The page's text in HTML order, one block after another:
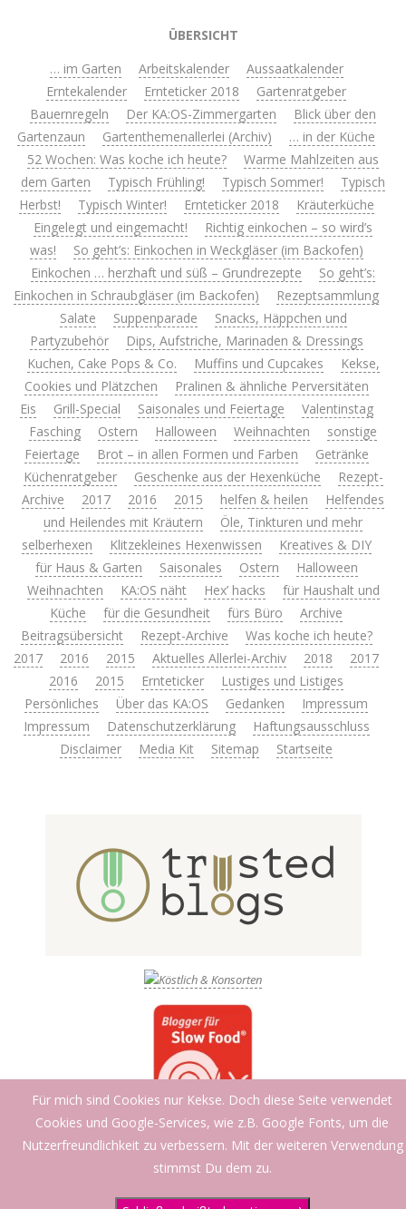
ÜBERSICHT
… im Garten
Arbeitskalender
Aussaatkalender
Erntekalender
Ernteticker 2018
Gartenratgeber
Bauernregeln
Der KA:OS-Zimmergarten
Blick über den
Gartenzaun
Gartenthemenallerlei (Archiv)
… in der Küche
52 Wochen: Was koche ich heute?
Warme Mahlzeiten aus
dem Garten
Typisch Frühling! Typisch Sommer!
Typisch
Herbst!
Typisch Winter! Ernteticker 2018
Kräuterküche
Eingelegt und eingemacht!
Richtig einkochen – so wird’s
was!
So geht’s: Einkochen in Weckgläser (im Backofen)
Einkochen … herzhaft und süß – Grundrezepte
So geht’s:
Einkochen in Schraubgläser (im Backofen)
Rezeptsammlung
Salate
Suppenparade
Snacks, Häppchen und
Partyzubehör
Dips, Aufstriche, Marinaden & Dressings
Kuchen, Cake Pops & Co.
Muffins und Cupcakes
Kekse,
Cookies und Plätzchen
Pralinen & ähnliche Perversitäten
Eis
Grill-Special Saisonales und Feiertage
Valentinstag
Fasching
Ostern Halloween Weihnachten
sonstige
Feiertage
Brot – in allen Formen und Farben
Getränke
Küchenratgeber
Geschenke aus der Hexenküche
Rezept-
Archive
2017 2016 2015 helfen & heilen
Helfendes
und Heilendes mit Kräutern
Öle, Tinkturen und mehr
selberhexen
Klitzekleines Hexenwissen
Kreatives & DIY
für Haus & Garten
Saisonales Ostern
Halloween
Weihnachten
KA:OS näht Hex’ hacks
für Haushalt und
Küche
für die Gesundheit fürs Büro
Archive
Beitragsübersicht
Rezept-Archive
Was koche ich heute?
2017
2016 2015 Aktuelles Allerlei-Archiv 2018
2017
2016
2015 Ernteticker
Lustiges und Listiges
Persönliches
Über das KA:OS Gedanken
Impressum
Impressum
Datenschutzerklärung
Haftungsausschluss
Disclaimer
Media Kit Sitemap Startseite
Für mich sind Cookies nur Kekse. Doch diese Seite verwendet
Cookies und Google-Services, wie z.B. Google Fonts, um die
Nutzerfreundlichkeit zu verbessern. Mit der weiteren Verwendung
stimmst Du dem zu.